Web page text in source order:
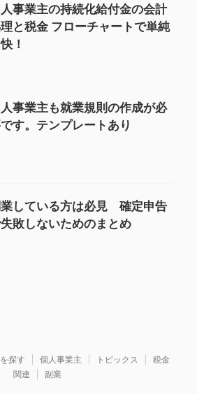
事業主の持続化給付金の会計
と税金 フローチャートで単純
！
事業主も就業規則の作成が必
す。テンプレートあり
している方は必見 確定申告
敗しないためのまとめ
探す 個人事業主 トピックス
税金
関連
副業